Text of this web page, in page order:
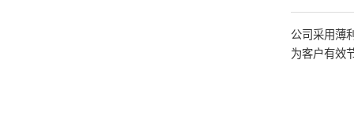
公司采用薄
为客户有效